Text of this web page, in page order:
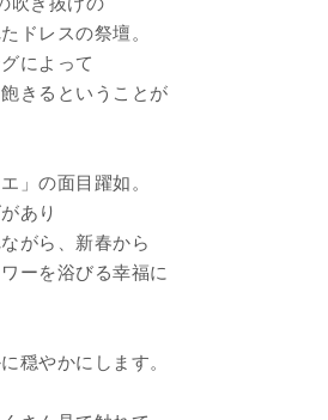
ドレスの祭壇。
によって
きるということが
」の面目躍如。
あり
がら、新春から
ーを浴びる幸福に
穏やかにします。